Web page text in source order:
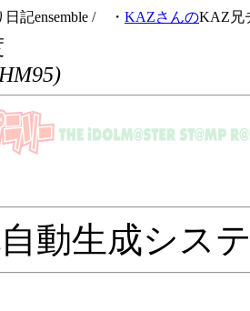
日記ensemble / ・ KAZさんのKAZ兄
動生成シス